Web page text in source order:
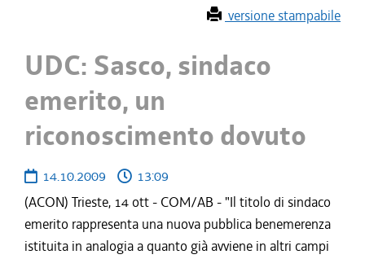
versione stampabile
UDC: Sasco, sindaco
emerito, un
riconoscimento dovuto
14.10.2009
13:09
(ACON) Trieste, 14 ott - COM/AB - "Il titolo di sindaco
emerito rappresenta una nuova pubblica benemerenza
istituita in analogia a quanto già avviene in altri campi